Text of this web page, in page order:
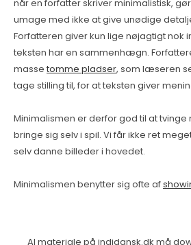
når en forfatter skriver minimalistisk,
umage med ikke at give unødige
Forfatteren giver kun lige nøjagtigt nok
teksten har en sammenhægn.
masse tomme pladser, som læseren
tage stilling til, for at teksten giver
Minimalismen er derfor god til at
bringe sig selv i spil. Vi får ikke ret
selv danne billeder i hovedet.
Minimalismen benytter sig ofte af
Al materiale på indidansk.dk må